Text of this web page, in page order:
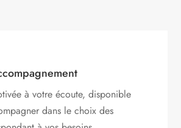
à votre écoute, disponible
dans le choix des